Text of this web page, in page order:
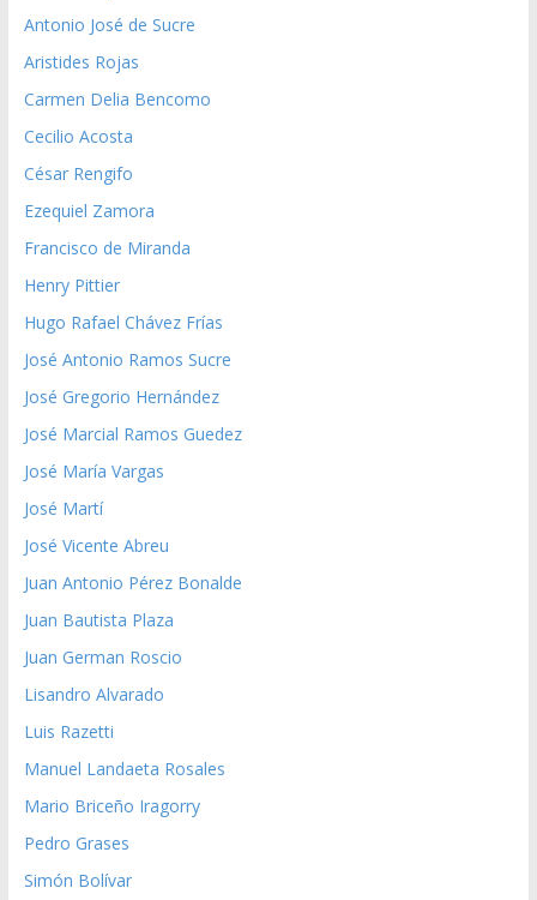
Antonio José de Sucre
Aristides Rojas
Carmen Delia Bencomo
Cecilio Acosta
César Rengifo
Ezequiel Zamora
Francisco de Miranda
Henry Pittier
Hugo Rafael Chávez Frías
José Antonio Ramos Sucre
José Gregorio Hernández
José Marcial Ramos Guedez
José María Vargas
José Martí
José Vicente Abreu
Juan Antonio Pérez Bonalde
Juan Bautista Plaza
Juan German Roscio
Lisandro Alvarado
Luis Razetti
Manuel Landaeta Rosales
Mario Briceño Iragorry
Pedro Grases
Simón Bolívar